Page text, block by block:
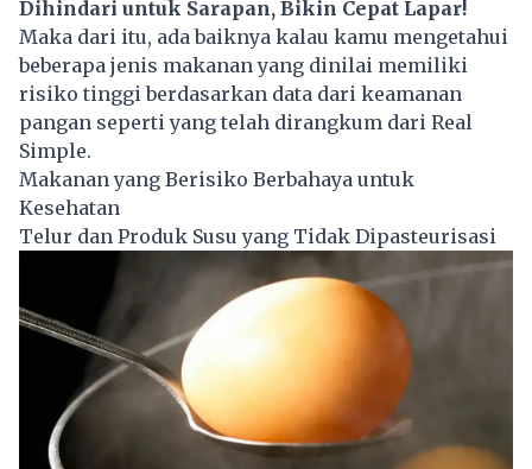
Dihindari untuk Sarapan, Bikin Cepat Lapar!
Maka dari itu, ada baiknya kalau kamu mengetahui
beberapa jenis makanan yang dinilai memiliki
risiko tinggi berdasarkan data dari keamanan
pangan seperti yang telah dirangkum dari Real
Simple.
Makanan yang Berisiko Berbahaya untuk
Kesehatan
Telur dan Produk Susu yang Tidak Dipasteurisasi